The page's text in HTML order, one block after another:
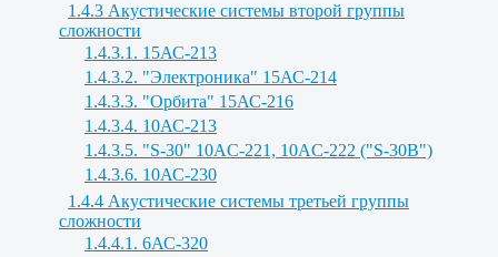
1.4.3 Акустические системы второй группы
сложности
1.4.3.1. 15АС-213
1.4.3.2. "Электроника" 15АС-214
1.4.3.3. "Орбита" 15АС-216
1.4.3.4. 10АС-213
1.4.3.5. "S-30" 10AC-221, 10AC-222 ("S-30B")
1.4.3.6. 10АС-230
1.4.4 Акустические системы третьей группы
сложности
1.4.4.1. 6АС-320